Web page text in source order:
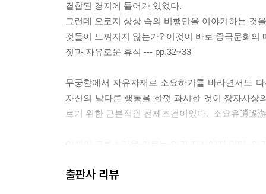
결합된 경지에 들어가 있었다.
그런데 오로지 상상 속의 비행만을 이야기하는 것
것들이 느껴지지 않는가? 이것이 바로 중국문화
짓과 자유로운 휴식 --- pp.32~33
무궁함에서 자유자재로 소요하기를 바라면서도
자신의 남다른 행동을 한껏 과시한 것이 장자사
르기 위한 근본적인 전제조건이었다._소요유逍遙
인생의 고통스러운 이유는 인간 자신에게 있다.
와 진위를 가리기 위해 끊임없이 노력한다. 한 마
출판사 리뷰